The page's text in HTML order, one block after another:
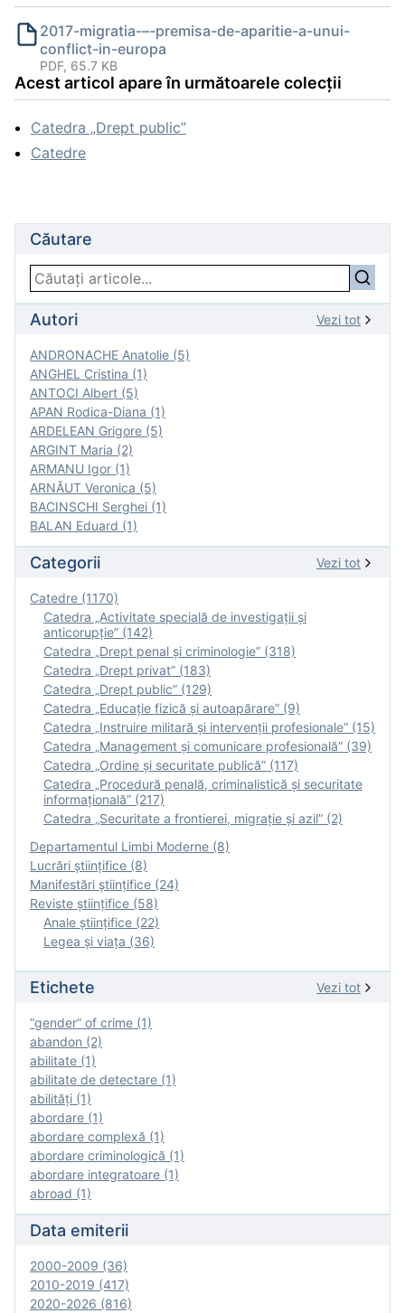
2017-migratia-–-premisa-de-aparitie-a-unui-
conflict-in-europa
PDF, 65.7 KB
Acest articol apare în următoarele colecții
Catedra „Drept public”
Catedre
Căutare
Autori Vezi tot
ANDRONACHE Anatolie (5)
ANGHEL Cristina (1)
ANTOCI Albert (5)
APAN Rodica-Diana (1)
ARDELEAN Grigore (5)
ARGINT Maria (2)
ARMANU Igor (1)
ARNĂUT Veronica (5)
BACINSCHI Serghei (1)
BALAN Eduard (1)
Categorii Vezi tot
Catedre (1170)
Catedra „Activitate specială de investigaţii şi
anticorupție” (142)
Catedra „Drept penal și criminologie” (318)
Catedra „Drept privat” (183)
Catedra „Drept public” (129)
Catedra „Educație fizică şi autoapărare” (9)
Catedra „Instruire militară şi intervenţii profesionale” (15)
Catedra „Management și comunicare profesională” (39)
Catedra „Ordine și securitate publică” (117)
Catedra „Procedură penală, criminalistică și securitate
informațională” (217)
Catedra „Securitate a frontierei, migrație și azil” (2)
Departamentul Limbi Moderne (8)
Lucrări științifice (8)
Manifestări ştiinţifice (24)
Reviste ştiinţifice (58)
Anale ştiinţifice (22)
Legea şi viaţa (36)
Etichete Vezi tot
“gender” of crime (1)
abandon (2)
abilitate (1)
abilitate de detectare (1)
abilităţi (1)
abordare (1)
abordare complexă (1)
abordare criminologică (1)
abordare integratoare (1)
abroad (1)
Data emiterii
2000-2009 (36)
2010-2019 (417)
2020-2026 (816)